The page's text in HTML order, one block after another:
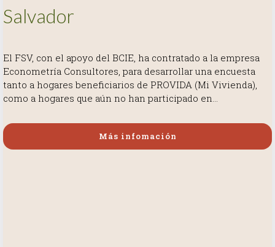
Salvador
El FSV, con el apoyo del BCIE, ha contratado a la empresa
Econometría Consultores, para desarrollar una encuesta
tanto a hogares beneficiarios de PROVIDA (Mi Vivienda),
como a hogares que aún no han participado en...
Más infomación